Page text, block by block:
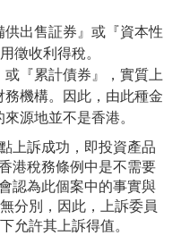
出售証券』或『資本性
徵收利得稅。
『累計債券』，實質上
機構。因此，由此種金
源地並不是香港。
上訴成功，即投資產品
港稅務條例中是不需要
認為此個案中的事實與
分別，因此，上訴委員
允許其上訴得值。